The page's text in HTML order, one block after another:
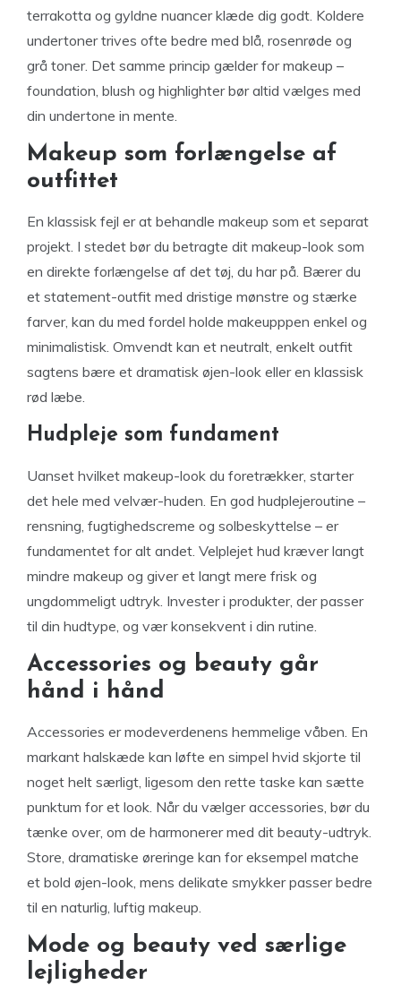
terrakotta og gyldne nuancer klæde dig godt. Koldere
undertoner trives ofte bedre med blå, rosenrøde og
grå toner. Det samme princip gælder for makeup –
foundation, blush og highlighter bør altid vælges med
din undertone in mente.
Makeup som forlængelse af
outfittet
En klassisk fejl er at behandle makeup som et separat
projekt. I stedet bør du betragte dit makeup-look som
en direkte forlængelse af det tøj, du har på. Bærer du
et statement-outfit med dristige mønstre og stærke
farver, kan du med fordel holde makeupppen enkel og
minimalistisk. Omvendt kan et neutralt, enkelt outfit
sagtens bære et dramatisk øjen-look eller en klassisk
rød læbe.
Hudpleje som fundament
Uanset hvilket makeup-look du foretrækker, starter
det hele med velvær-huden. En god hudplejeroutine –
rensning, fugtighedscreme og solbeskyttelse – er
fundamentet for alt andet. Velplejet hud kræver langt
mindre makeup og giver et langt mere frisk og
ungdommeligt udtryk. Invester i produkter, der passer
til din hudtype, og vær konsekvent i din rutine.
Accessories og beauty går
hånd i hånd
Accessories er modeverdenens hemmelige våben. En
markant halskæde kan løfte en simpel hvid skjorte til
noget helt særligt, ligesom den rette taske kan sætte
punktum for et look. Når du vælger accessories, bør du
tænke over, om de harmonerer med dit beauty-udtryk.
Store, dramatiske øreringe kan for eksempel matche
et bold øjen-look, mens delikate smykker passer bedre
til en naturlig, luftig makeup.
Mode og beauty ved særlige
lejligheder